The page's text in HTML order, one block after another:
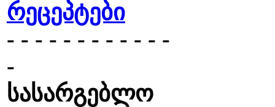
რეცეპტები
- - - - - - - - - - - -
-
სასარგებლო